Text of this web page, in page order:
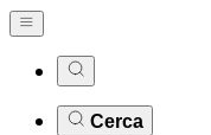
Cerca